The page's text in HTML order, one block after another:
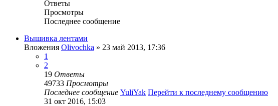
Ответы
Просмотры
Последнее сообщение
Вышивка лентами
Вложения Olivochka » 23 май 2013, 17:36
1
2
19 Ответы
49733 Просмотры
Последнее сообщение YuliYak Перейти к последнему сообщению
31 окт 2016, 15:03